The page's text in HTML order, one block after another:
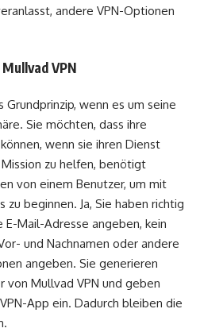
andere VPN-Optionen
VPN
wenn es um seine
Sie möchten, dass ihre
wenn sie ihren Dienst
zu helfen, benötigt
von einem Benutzer, um mit
beginnen. Ja, Sie haben richtig
E-Mail-Adresse angeben, kein
und Nachnamen oder andere
angeben. Sie generieren
von Mullvad VPN und geben
App ein. Dadurch bleiben die